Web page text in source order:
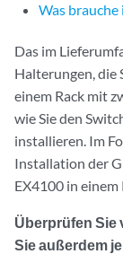
Was brauche
Das im
Halterungen, die
einem Rack mit
wie Sie den
installieren. Im
Installation der
EX4100 in einem
Überprüfen Sie
Sie außerdem